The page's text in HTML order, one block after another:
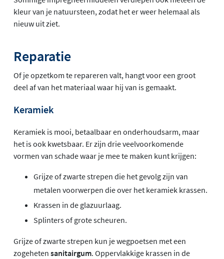
kleur van je natuursteen, zodat het er weer helemaal als
nieuw uit ziet.
Reparatie
Of je opzetkom te repareren valt, hangt voor een groot
deel af van het materiaal waar hij van is gemaakt.
Keramiek
Keramiek is mooi, betaalbaar en onderhoudsarm, maar
het is ook kwetsbaar. Er zijn drie veelvoorkomende
vormen van schade waar je mee te maken kunt krijgen:
Grijze of zwarte strepen die het gevolg zijn van
metalen voorwerpen die over het keramiek krassen.
Krassen in de glazuurlaag.
Splinters of grote scheuren.
Grijze of zwarte strepen kun je wegpoetsen met een
zogeheten sanitairgum. Oppervlakkige krassen in de